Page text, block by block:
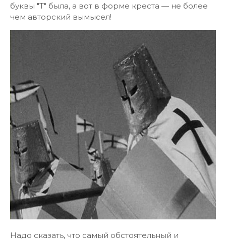
буквы "Т" была, а вот в форме креста — не более
чем авторский вымысел!
Надо сказать, что самый обстоятельный и